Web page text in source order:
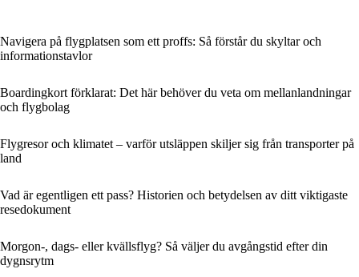
Navigera på flygplatsen som ett proffs: Så förstår du skyltar och
informationstavlor
Boardingkort förklarat: Det här behöver du veta om mellanlandningar
och flygbolag
Flygresor och klimatet – varför utsläppen skiljer sig från transporter på
land
Vad är egentligen ett pass? Historien och betydelsen av ditt viktigaste
resedokument
Morgon-, dags- eller kvällsflyg? Så väljer du avgångstid efter din
dygnsrytm